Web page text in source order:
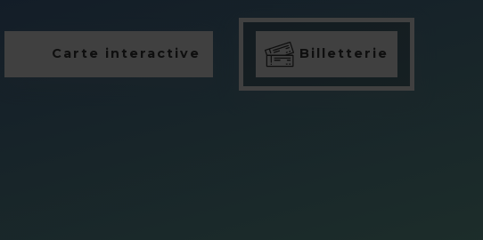
Carte interactive Billetterie